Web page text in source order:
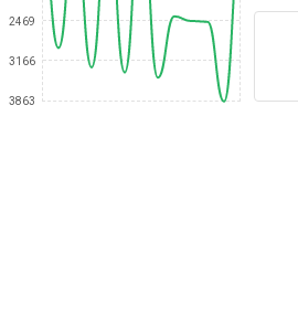
2469
3166
3863